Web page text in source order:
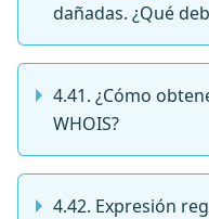
dañadas. ¿Qué
4.41. ¿Cómo
WHOIS?
4.42. Expresión